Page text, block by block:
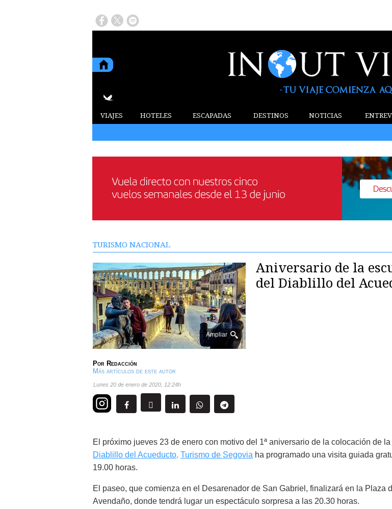
VIAJES HOTELES ESCAPADAS DESTINOS NOTICIAS
TURISMO NACIONAL
Ampliar
Aniversario de la
del Diablillo del
Por Redacción
Más artículos de este autor
lunes 20 de enero de 2020 12:24h
El próximo jueves 23 de enero con motivo del 1ª aniversario de la colocación de la
Diablillo del Acueducto, Turismo de Segovia ha programado una visita guiada
19.00 horas.
El paseo, que comienza en el Desarenador de San Gabriel, finalizará en la Plaza
Avendaño, donde tendrá lugar un espectáculo sorpresa a las 20.30 horas.